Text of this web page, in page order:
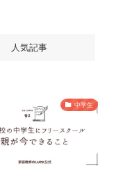
人気記事
中学生